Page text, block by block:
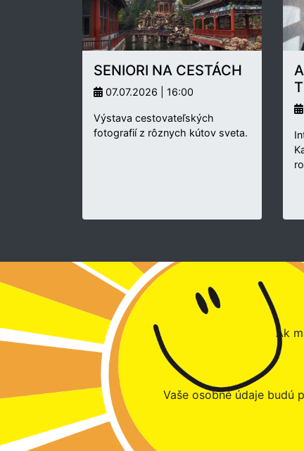
SENIORI NA CESTÁCH
07.07.2026 | 16:00
Výstava cestovateľských
fotografií z rôznych kútov sveta.
Ak
Vaše osobné údaje budú